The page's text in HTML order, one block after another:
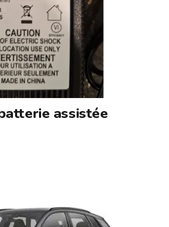
assistée